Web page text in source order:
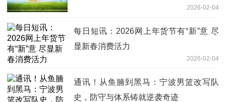
2026-02-04
每日短讯：2026网上年货节有“新”意 尽
显新春消费活力
2026-02-04
通讯！从鱼腩到黑马：宁波男篮改写队
史，防守与体系铸就逆袭奇迹